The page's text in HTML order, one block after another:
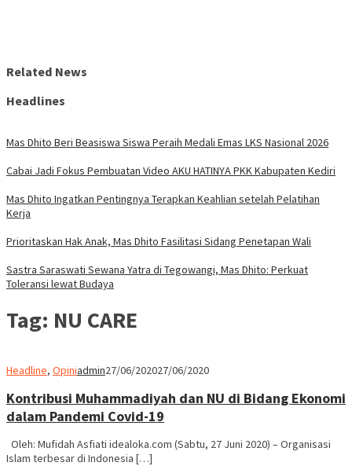
Related News
Headlines
Mas Dhito Beri Beasiswa Siswa Peraih Medali Emas LKS Nasional 2026
Cabai Jadi Fokus Pembuatan Video AKU HATINYA PKK Kabupaten Kediri
Mas Dhito Ingatkan Pentingnya Terapkan Keahlian setelah Pelatihan
Kerja
Prioritaskan Hak Anak, Mas Dhito Fasilitasi Sidang Penetapan Wali
Sastra Saraswati Sewana Yatra di Tegowangi, Mas Dhito: Perkuat
Toleransi lewat Budaya
Tag: NU CARE
Headline, Opiniadmin27/06/202027/06/2020
Kontribusi Muhammadiyah dan NU di Bidang Ekonomi
dalam Pandemi Covid-19
Oleh: Mufidah Asfiati idealoka.com (Sabtu, 27 Juni 2020) – Organisasi
Islam terbesar di Indonesia […]